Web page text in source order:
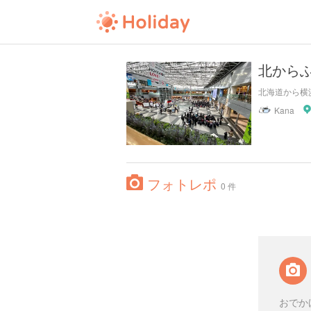
北から
北海道から
Kana
フォトレポ 0 件
おで